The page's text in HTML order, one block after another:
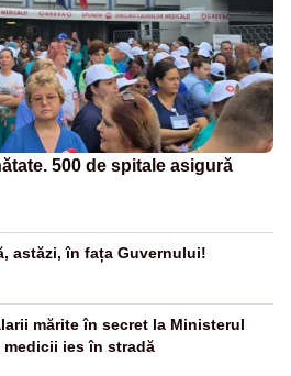
500 de spitale asigură
astăzi, în fața Guvernului!
mărite în secret la Ministerul
ies în stradă